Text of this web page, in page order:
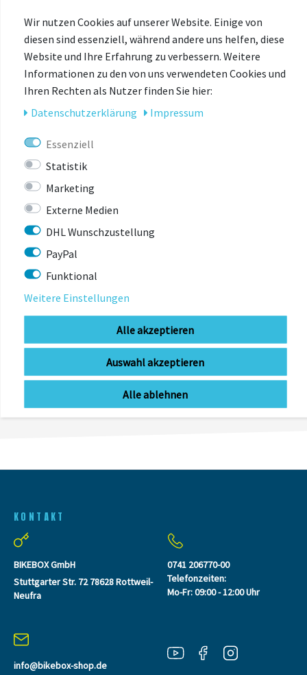
Bitte beachten Sie, dass die Preise für Zubehörartikel in
unserem Onlineshop von den Preisen in unserem
stationären Geschäft abweichen können. Online- und
Ladenpreise werden teilweise durch unterschiedliche
Aktionen, Rabattierungen und Marktbedingungen
bestimmt und sind daher nicht immer identisch.
Es gilt jeweils der Preis, der zum Zeitpunkt des Kaufs im
jeweiligen Verkaufskanal (Onlineshop oder Ladengeschäft)
ausgewiesen ist.
Vielen Dank für Ihr Verständnis.
ZULETZT
ANGESEHEN
KONTAKT
BIKEBOX GmbH
Stuttgarter Str. 72 78628 Rottweil-
Neufra
info@bikebox-shop.de
0741 206770-00
Telefonzeiten:
Mo-Fr: 09:00 - 12:00 Uhr
Wir nutzen Cookies auf unserer Website. Einige von
diesen sind essenziell, während andere uns helfen, diese
Website und Ihre Erfahrung zu verbessern. Weitere
Informationen zu den von uns verwendeten Cookies und
Ihren Rechten als Nutzer finden Sie hier:
Daten­schutz­erklärung
Impressum
Essenziell
Statistik
Marketing
Externe Medien
DHL Wunschzustellung
PayPal
Funktional
Weitere Einstellungen
Alle akzeptieren
Auswahl akzeptieren
Alle ablehnen